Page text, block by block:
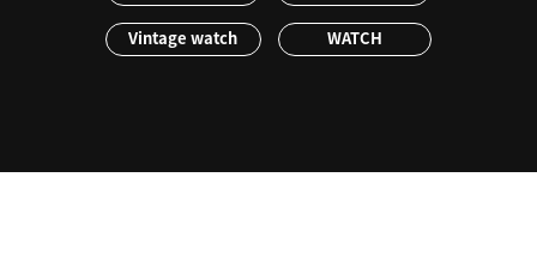
Vintage watch WATCH